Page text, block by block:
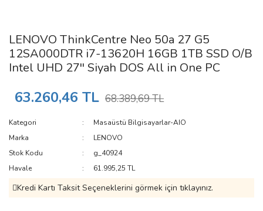
LENOVO ThinkCentre Neo 50a 27 G5
12SA000DTR i7-13620H 16GB 1TB SSD O/B
Intel UHD 27'' Siyah DOS All in One PC
63.260,46 TL 68.389,69 TL
Kategori
Masaüstü Bilgisayarlar-AIO
Marka
LENOVO
Stok Kodu
g_40924
Havale
61.995,25 TL
Kredi Kartı Taksit Seçeneklerini görmek için tıklayınız.